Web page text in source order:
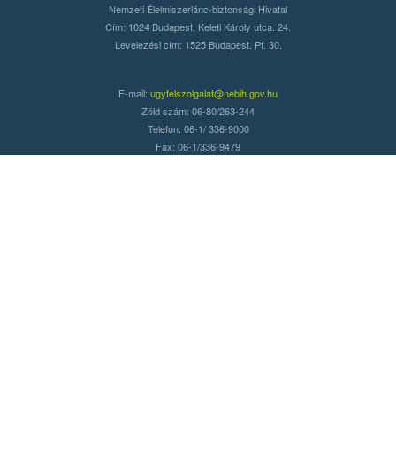
Nemzeti Élelmiszerlánc-biztonsági Hivatal
Cím: 1024 Budapest, Keleti Károly utca. 24.
Levelezési cím: 1525 Budapest. Pf. 30.
E-mail: ugyfelszolgalat@nebih.gov.hu
Zöld szám: 06-80/263-244
Telefon: 06-1/ 336-9000
Fax: 06-1/336-9479